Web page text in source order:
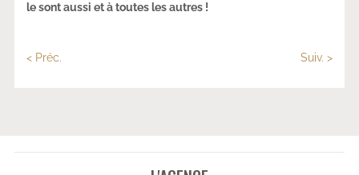
le sont aussi et à toutes les autres !
< Préc. Suiv. >